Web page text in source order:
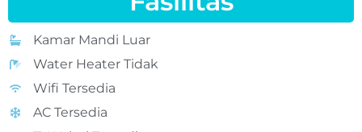
Kamar Mandi Luar
Water Heater Tidak
Wifi Tersedia
AC Tersedia